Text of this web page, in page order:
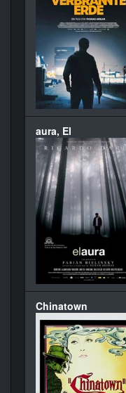
aura, El
Chinatown